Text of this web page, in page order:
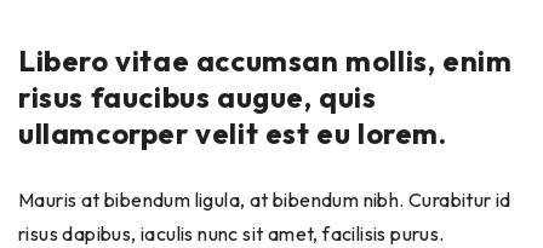
Libero vitae accumsan mollis, enim
risus faucibus augue, quis
ullamcorper velit est eu lorem.
Mauris at bibendum ligula, at bibendum nibh. Curabitur id
risus dapibus, iaculis nunc sit amet, facilisis purus.